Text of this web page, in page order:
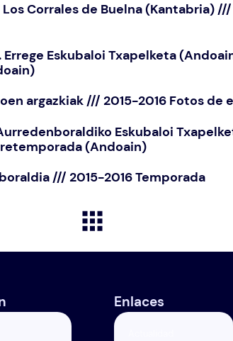
Corrales de Buelna (Kantabria)
Errege Eskubaloi Txapelketa
argazkiak /// 2015-2016 Fotos de
Eskubaloi
(Andoain)
/// 2015-2016 Temporada
Enlaces